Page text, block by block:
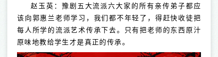
赵玉英：豫剧五大流派六大家的所有亲传弟子都应
该向郭惠兰老师学习，我们都不年轻了，得赶快收徒把
每人所学的流派艺术传承下去。只有把老师的东西原汁
原味地教给学生才是真正的传承。